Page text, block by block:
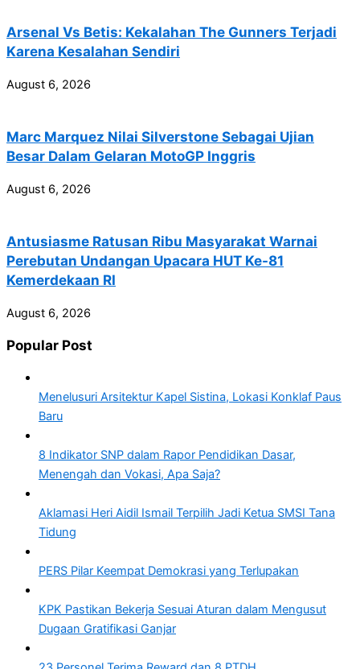
Arsenal Vs Betis: Kekalahan The Gunners Terjadi
Karena Kesalahan Sendiri
August 6, 2026
Marc Marquez Nilai Silverstone Sebagai Ujian
Besar Dalam Gelaran MotoGP Inggris
August 6, 2026
Antusiasme Ratusan Ribu Masyarakat Warnai
Perebutan Undangan Upacara HUT Ke-81
Kemerdekaan RI
August 6, 2026
Popular Post
Menelusuri Arsitektur Kapel Sistina, Lokasi Konklaf Paus
Baru
8 Indikator SNP dalam Rapor Pendidikan Dasar,
Menengah dan Vokasi, Apa Saja?
Aklamasi Heri Aidil Ismail Terpilih Jadi Ketua SMSI Tana
Tidung
PERS Pilar Keempat Demokrasi yang Terlupakan
KPK Pastikan Bekerja Sesuai Aturan dalam Mengusut
Dugaan Gratifikasi Ganjar